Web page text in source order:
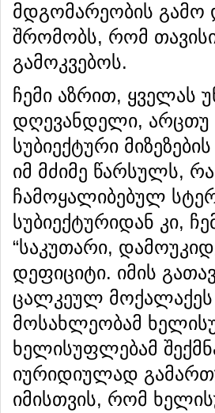
მდგომარეობის
შრომობს, რომ
გამოკვებოს.
ჩემი აზრით, ყველას
დღევანდელი, არცთუ
სუბიექტური
იმ მძიმე წარსულს,
ჩამოყალიბებულ
სუბიექტურიდან კი,
“საკუთარი,
დეფიციტი. იმის
ცალკეულ მოქალაქეს
მოსახლეობამ
ხელისუფლებამ
იურიდიულად
იმისთვის, რომ